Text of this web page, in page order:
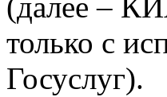
(далее –
только с
Госуслуг).